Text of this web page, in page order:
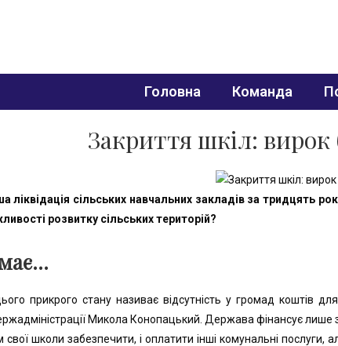
Головна Команда
Закриття шкіл: вирок
ліквідація сільських навчальних закладів за тридцять
розвитку сільських територій?
прикрого стану називає відсутність у громад коштів
Микола Конопацький. Держава фінансує
школи забезпечити, і оплатити інші комунальні